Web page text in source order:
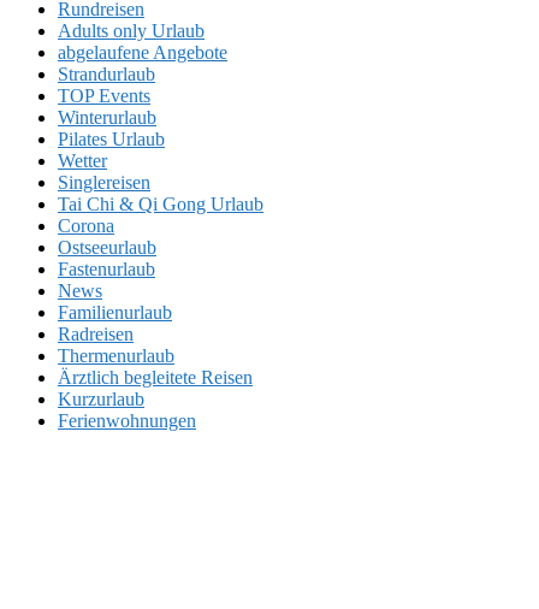
Rundreisen
Adults only Urlaub
abgelaufene Angebote
Strandurlaub
TOP Events
Winterurlaub
Pilates Urlaub
Wetter
Singlereisen
Tai Chi & Qi Gong Urlaub
Corona
Ostseeurlaub
Fastenurlaub
News
Familienurlaub
Radreisen
Thermenurlaub
Ärztlich begleitete Reisen
Kurzurlaub
Ferienwohnungen